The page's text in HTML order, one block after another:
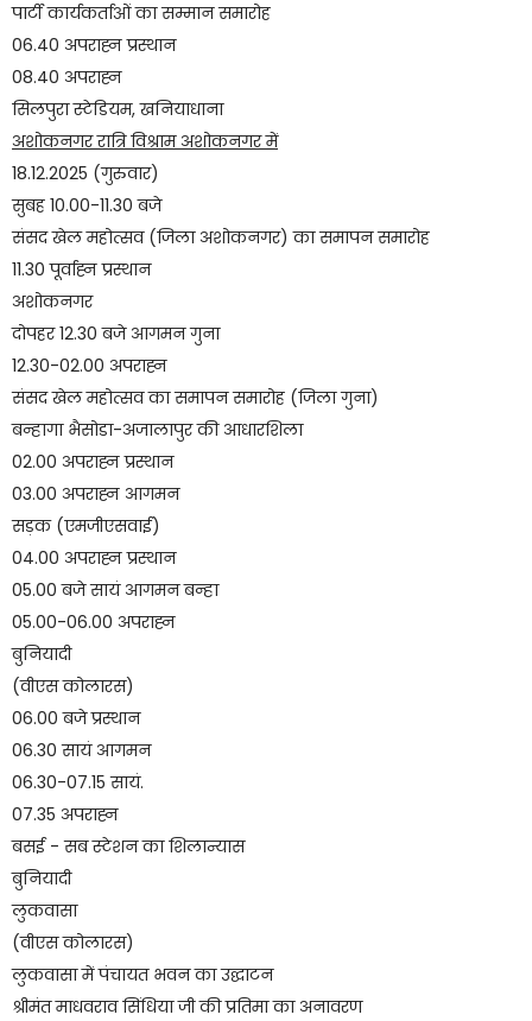
पार्टी कार्यकर्ताओं का सम्मान समारोह
06.40 अपराह्न प्रस्थान
08.40 अपराह्न
सिलपुरा स्टेडियम, खनियाधाना
अशोकनगर रात्रि विश्राम अशोकनगर में
18.12.2025 (गुरुवार)
सुबह 10.00-11.30 बजे
संसद खेल महोत्सव (जिला अशोकनगर) का समापन समारोह
11.30 पूर्वाह्न प्रस्थान
अशोकनगर
दोपहर 12.30 बजे आगमन गुना
12.30-02.00 अपराह्न
संसद खेल महोत्सव का समापन समारोह (जिला गुना)
बन्हागा भैसोडा-अजालापुर की आधारशिला
02.00 अपराह्न प्रस्थान
03.00 अपराह्न आगमन
सड़क (एमजीएसवाई)
04.00 अपराह्न प्रस्थान
05.00 बजे सायं आगमन बन्हा
05.00-06.00 अपराह्न
बुनियादी
(वीएस कोलारस)
06.00 बजे प्रस्थान
06.30 सायं आगमन
06.30-07.15 सायं.
07.35 अपराह्न
बसई - सब स्टेशन का शिलान्यास
बुनियादी
लुकवासा
(वीएस कोलारस)
लुकवासा में पंचायत भवन का उद्घाटन
श्रीमंत माधवराव सिंधिया जी की प्रतिमा का अनावरण